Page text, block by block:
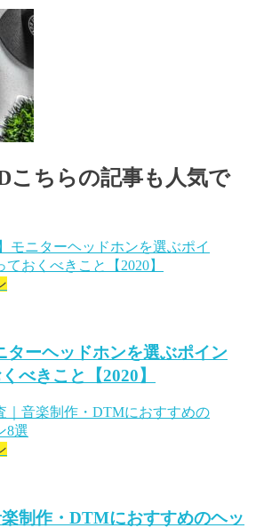
こちらの記事も人気で
ターヘッドホンを選ぶポイン
べきこと【2020】
制作・DTMにおすすめのヘッ